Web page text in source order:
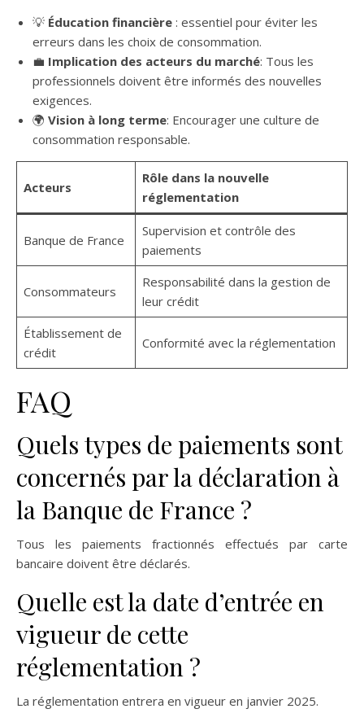
💡 Éducation financière : essentiel pour éviter les
erreurs dans les choix de consommation.
💼 Implication des acteurs du marché: Tous les
professionnels doivent être informés des nouvelles
exigences.
🌍 Vision à long terme: Encourager une culture de
consommation responsable.
Acteurs
Rôle dans la nouvelle
réglementation
Banque de France
Supervision et contrôle des
paiements
Consommateurs
Responsabilité dans la gestion de
leur crédit
Établissement de
crédit
Conformité avec la réglementation
FAQ
Quels types de paiements sont
concernés par la déclaration à
la Banque de France ?
Tous les paiements fractionnés effectués par carte
bancaire doivent être déclarés.
Quelle est la date d’entrée en
vigueur de cette
réglementation ?
La réglementation entrera en vigueur en janvier 2025.